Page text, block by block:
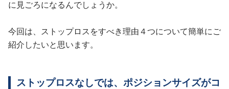
に見ごろになるんでしょうか。
今回は、ストップロスをすべき理由４つについて簡単にご
紹介したいと思います。
ストップロスなしでは、ポジションサイズがコ